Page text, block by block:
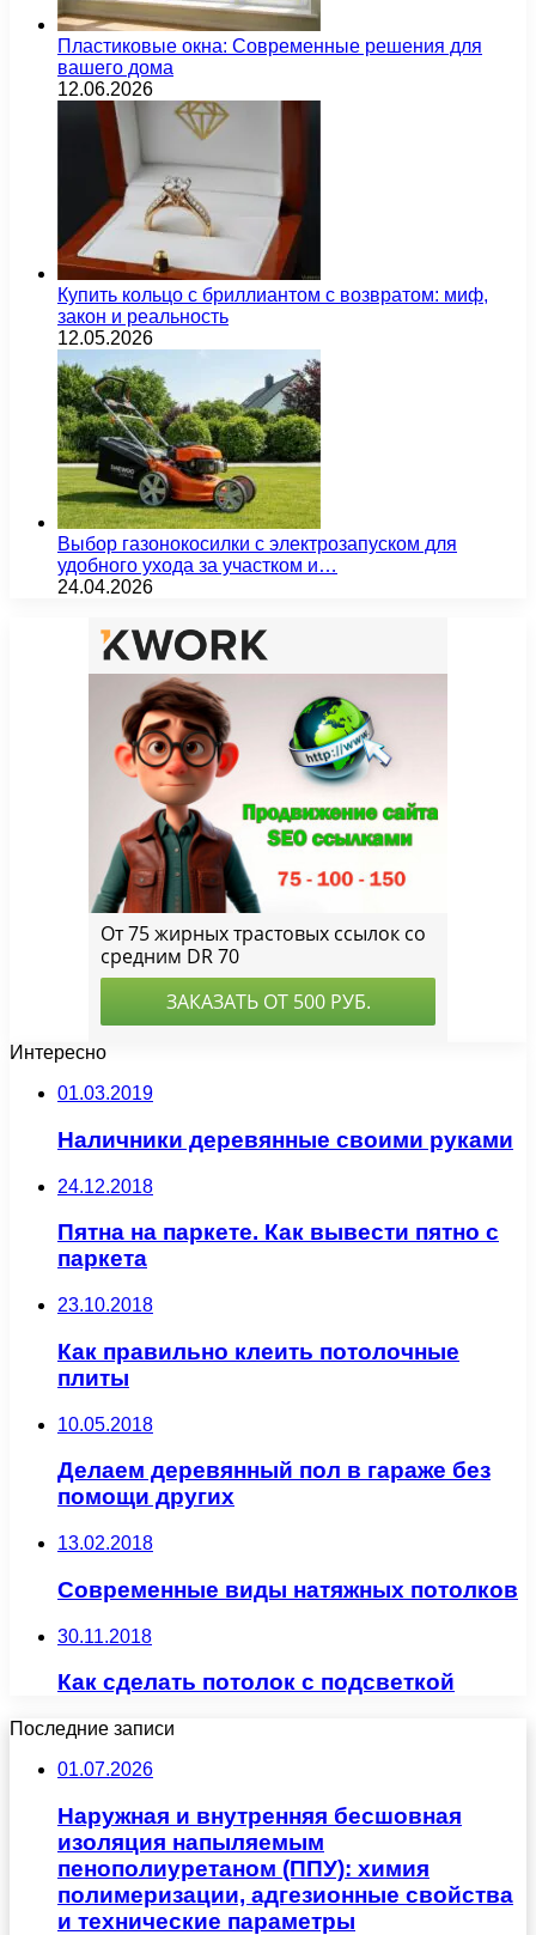
Пластиковые окна: Современные решения для
вашего дома
12.06.2026
Купить кольцо с бриллиантом с возвратом: миф,
закон и реальность
12.05.2026
Выбор газонокосилки с электрозапуском для
удобного ухода за участком и…
24.04.2026
Интересно
01.03.2019
Наличники деревянные своими руками
24.12.2018
Пятна на паркете. Как вывести пятно с
паркета
23.10.2018
Как правильно клеить потолочные
плиты
10.05.2018
Делаем деревянный пол в гараже без
помощи других
13.02.2018
Современные виды натяжных потолков
30.11.2018
Как сделать потолок с подсветкой
Последние записи
01.07.2026
Наружная и внутренняя бесшовная
изоляция напыляемым
пенополиуретаном (ППУ): химия
полимеризации, адгезионные свойства
и технические параметры